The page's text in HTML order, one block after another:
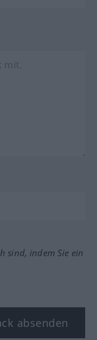
sind, indem Sie ein
absenden